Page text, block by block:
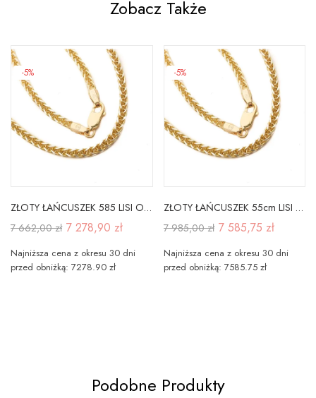
Zobacz Także
-5%
ZŁOTY ŁAŃCUSZEK 585 LISI OGON 50cm
7 662,00 zł 7 278,90 zł
Najniższa cena z okresu 30 dni
przed obniżką: 7278.90 zł
-5%
ZŁOTY ŁAŃCUSZEK 55cm LISI OGON pr 585
7 985,00 zł 7 585,75 zł
Najniższa cena z okresu 30 dni
przed obniżką: 7585.75 zł
Podobne Produkty